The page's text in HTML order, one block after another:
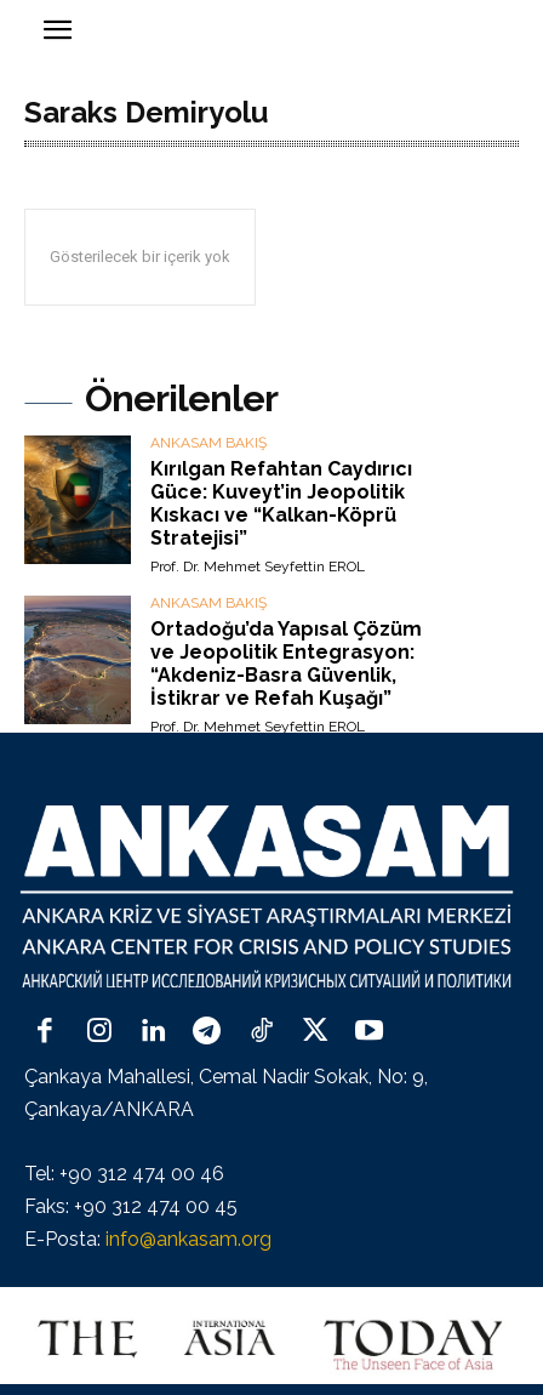
Saraks Demiryolu
Gösterilecek bir içerik yok
Önerilenler
ANKASAM BAKIŞ
Kırılgan Refahtan Caydırıcı
Güce: Kuveyt’in Jeopolitik
Kıskacı ve “Kalkan-Köprü
Stratejisi”
Prof. Dr. Mehmet Seyfettin EROL
ANKASAM BAKIŞ
Ortadoğu’da Yapısal Çözüm
ve Jeopolitik Entegrasyon:
“Akdeniz-Basra Güvenlik,
İstikrar ve Refah Kuşağı”
Prof. Dr. Mehmet Seyfettin EROL
Çankaya Mahallesi, Cemal Nadir Sokak, No: 9,
Çankaya/ANKARA
Tel: +90 312 474 00 46
Faks: +90 312 474 00 45
E-Posta: info@ankasam.org